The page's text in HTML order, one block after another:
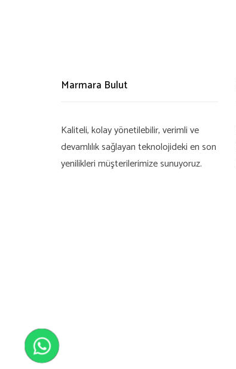
Marmara Bulut
Kaliteli, kolay yönetilebilir, verimli ve
devamlılık sağlayan teknolojideki en son
yenilikleri müşterilerimize sunuyoruz.